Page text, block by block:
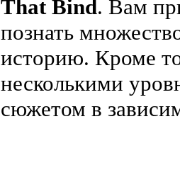
That Bind. Вам
познать
историю. Кроме
несколькими
сюжетом в